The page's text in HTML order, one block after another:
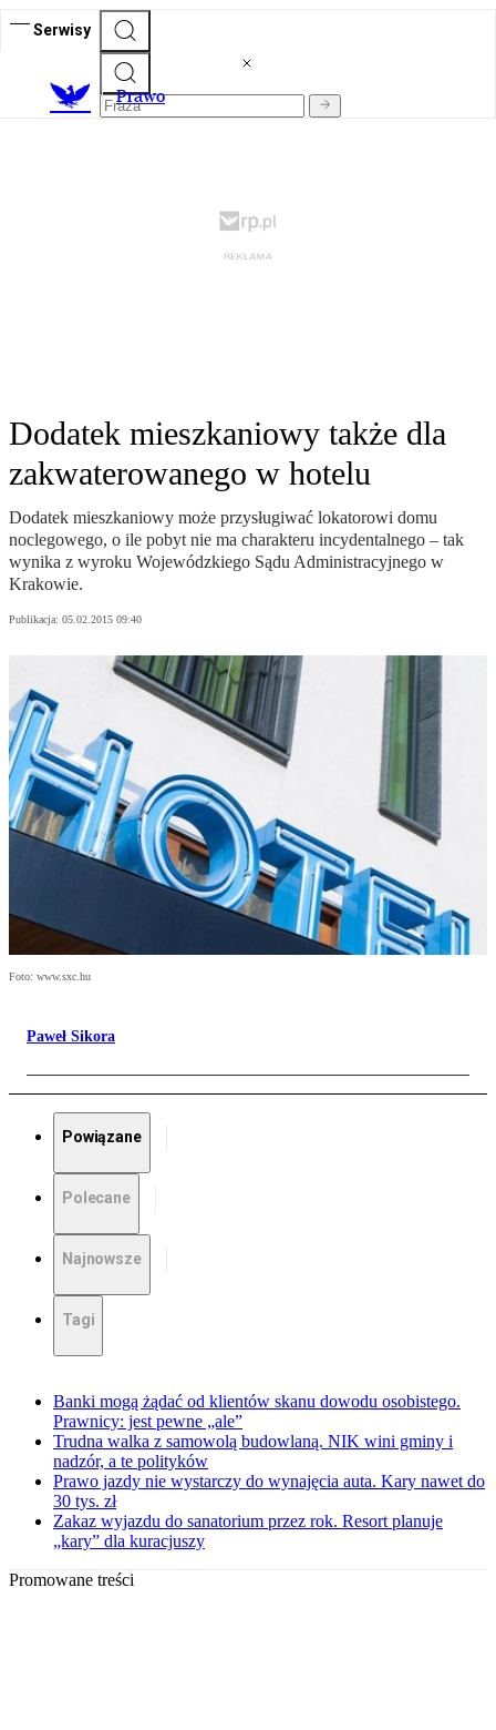
Serwisy
Prawo
Dodatek mieszkaniowy także dla
zakwaterowanego w hotelu
Dodatek mieszkaniowy może przysługiwać lokatorowi domu
noclegowego, o ile pobyt nie ma charakteru incydentalnego – tak
wynika z wyroku Wojewódzkiego Sądu Administracyjnego w
Krakowie.
Publikacja: 05.02.2015 09:40
Foto: www.sxc.hu
Paweł Sikora
Powiązane
Polecane
Najnowsze
Tagi
Banki mogą żądać od klientów skanu dowodu osobistego.
Prawnicy: jest pewne „ale”
Trudna walka z samowolą budowlaną. NIK wini gminy i
nadzór, a te polityków
Prawo jazdy nie wystarczy do wynajęcia auta. Kary nawet do
30 tys. zł
Zakaz wyjazdu do sanatorium przez rok. Resort planuje
„kary” dla kuracjuszy
Promowane treści